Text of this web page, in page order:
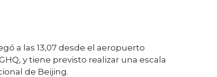
a las 13,07 desde el aeropuerto
y tiene previsto realizar una escala
de Beijing.